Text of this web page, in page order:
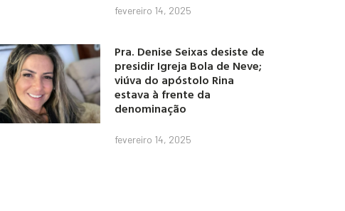
fevereiro 14, 2025
Pra. Denise Seixas desiste de
presidir Igreja Bola de Neve;
viúva do apóstolo Rina
estava à frente da
denominação
fevereiro 14, 2025